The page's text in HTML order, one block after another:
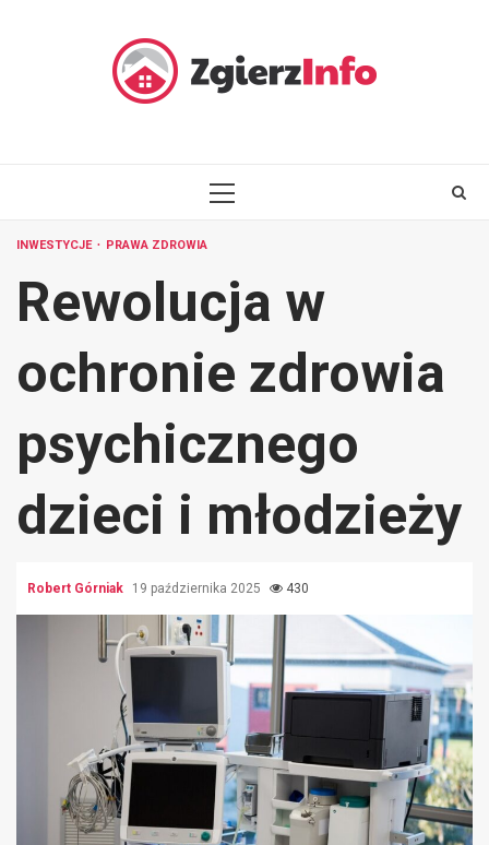
PRIMARY
INWESTYCJE PRAWA ZDROWIA
Rewolucja w
ochronie zdrowia
psychicznego
dzieci i młodzieży
Robert Górniak 19 października 2025 430